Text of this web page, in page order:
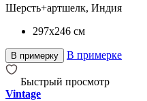
Шерсть+артшелк, Индия
297x246 см
В примерку В примерке
Быстрый просмотр
Vintage